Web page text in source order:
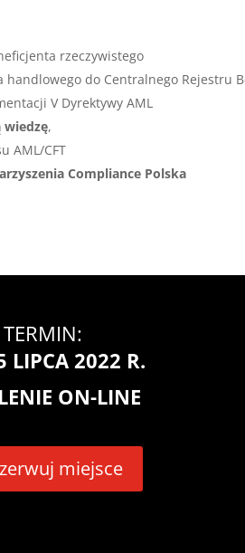
rzeczywistego
do Centralnego Rejestru
V Dyrektywy AML
wiedzę,
AML/CFT
Compliance Polska
TERMIN:
LIPCA 2022 R.
ON-LINE
miejsce